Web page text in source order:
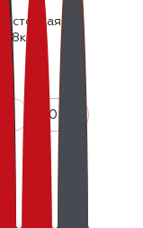
до
10 кг